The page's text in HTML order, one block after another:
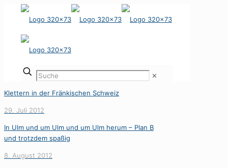
✕
Klettern in der Fränkischen Schweiz
29. Juli 2012
In Ulm und um Ulm und um Ulm herum – Plan B
und trotzdem spaßig
8. August 2012